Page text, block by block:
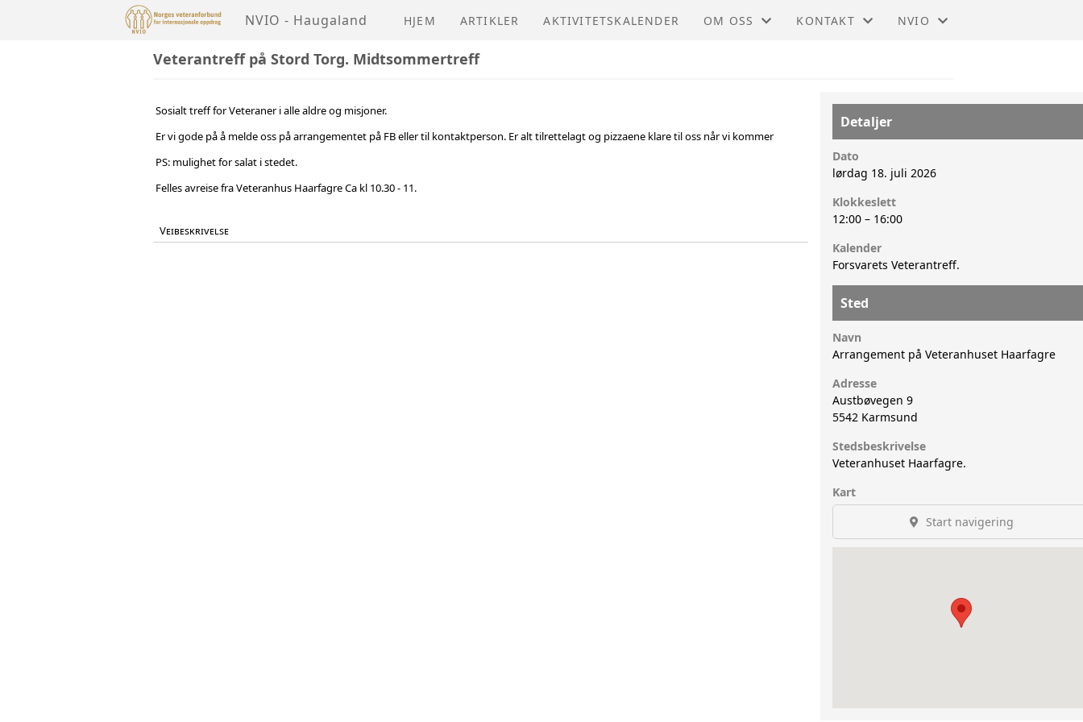
NVIO - Haugaland HJEM ARTIKLER AKTIVITETSKALENDER OM OSS KONTAKT
STYRET
NVIO
NVIO SENTRALT
KAMERATSTØTTE
Veterantreff på Stord Torg. Midtsommertreff
Sosialt treff for Veteraner i alle aldre og misjoner.
Er vi gode på å melde oss på arrangementet på FB eller til kontaktperson. Er alt tilrettelagt og pizzaene klare til oss når vi kommer
PS: mulighet for salat i stedet.
Felles avreise fra Veteranhus Haarfagre Ca kl 10.30 - 11.
Veibeskrivelse
Detaljer
Dato
lørdag 18. juli 2026
Klokkeslett
12:00 – 16:00
Kalender
Forsvarets Veterantreff.
Sted
Navn
Arrangement på Veteranhuset Haarfagre
Adresse
Austbøvegen 9
5542 Karmsund
Stedsbeskrivelse
Veteranhuset Haarfagre.
Kart
Start navigering